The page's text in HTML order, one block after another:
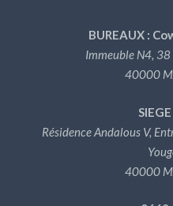
BUREAUX :
Immeuble N4,
40000
Résidence Andalous V,
40000